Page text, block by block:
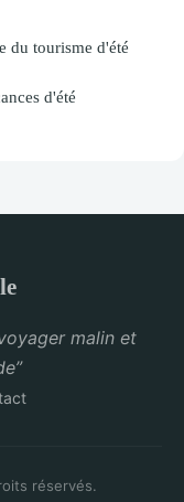
du tourisme d'été
d'été
malin et
réservés.